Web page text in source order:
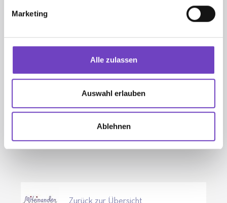
Marketing
Alle zulassen
Auswahl erlauben
Ablehnen
mobbing@wrk.at
WEITERE TERMINE